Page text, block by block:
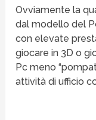
Ovviamente la
dal modello del
con elevate
giocare in 3D o
Pc meno
attività di ufficio